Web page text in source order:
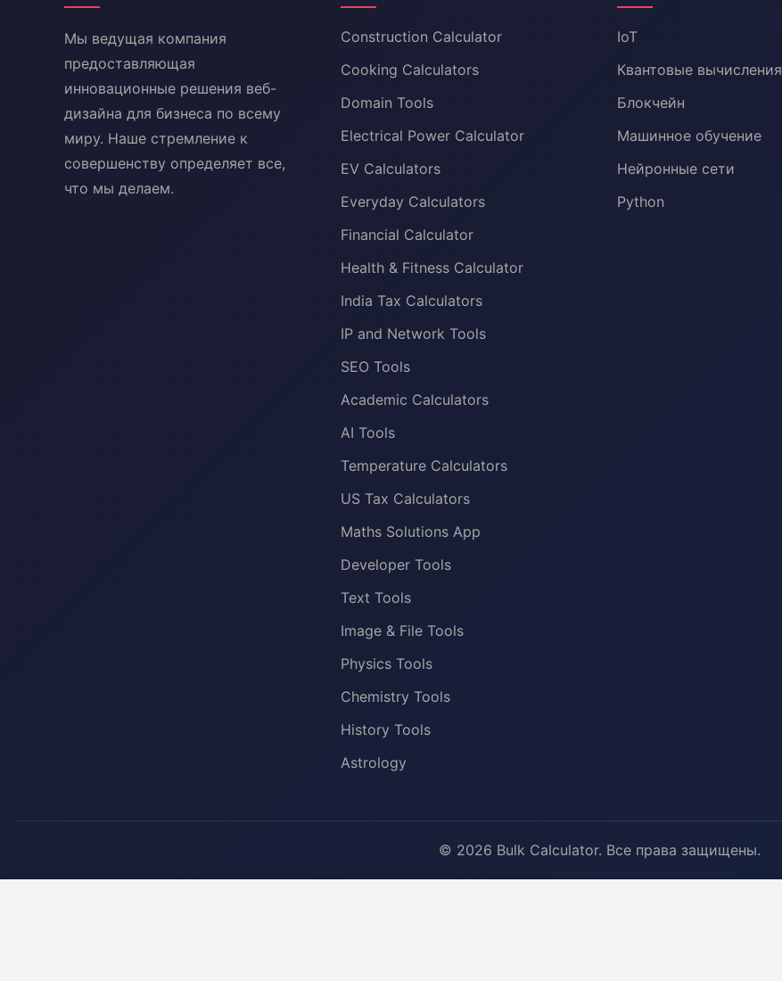
Мы ведущая компания
предоставляющая
инновационные решения веб-
дизайна для бизнеса по всему
миру. Наше стремление к
совершенству определяет все,
что мы делаем.
Construction Calculator
Cooking Calculators
Domain Tools
Electrical Power Calculator
EV Calculators
Everyday Calculators
Financial Calculator
Health & Fitness Calculator
India Tax Calculators
IP and Network Tools
SEO Tools
Academic Calculators
AI Tools
Temperature Calculators
US Tax Calculators
Maths Solutions App
Developer Tools
Text Tools
Image & File Tools
Physics Tools
Chemistry Tools
History Tools
Astrology
IoT
Квантовые вычисления
Блокчейн
Машинное обучение
Нейронные сети
Python
© 2026 Bulk Calculator. Все права защищены.